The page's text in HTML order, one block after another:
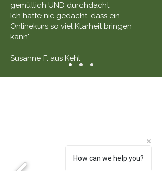
gemütlich UND durchdacht.
Ich hätte nie gedacht, dass ein
Onlinekurs so viel Klarheit bringen
kann"
Susanne F. aus Kehl
How can we help you?